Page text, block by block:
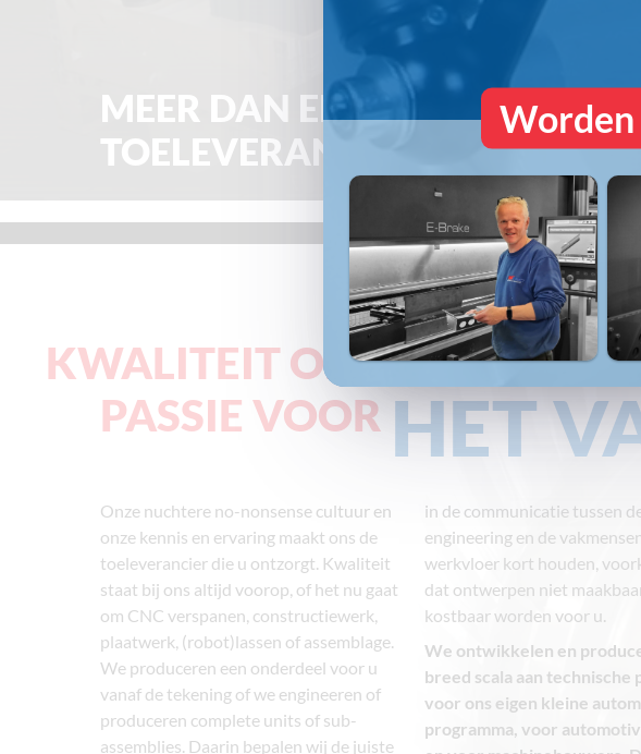
MEER DAN EEN
TOELEVERANCIER...
KWALITEIT ONTWIKKELD
PASSIE VOORHET
Onze nuchtere no-nonsense cultuur en
onze kennis en ervaring maakt ons de
toeleverancier die u ontzorgt. Kwaliteit
staat bij ons altijd voorop, of het nu gaat
om CNC verspanen, constructiewerk,
plaatwerk, (robot)lassen of assemblage.
We produceren een onderdeel voor u
vanaf de tekening of we engineeren of
produceren complete units of sub-
assemblies. Daarin bepalen wij de juiste
in de communicatie tussen
engineering en de
werkvloer kort houden,
dat ontwerpen niet
kostbaar worden voor u.
We ontwikkelen en
breed scala aan technische
voor ons eigen kleine
programma, voor
Worden